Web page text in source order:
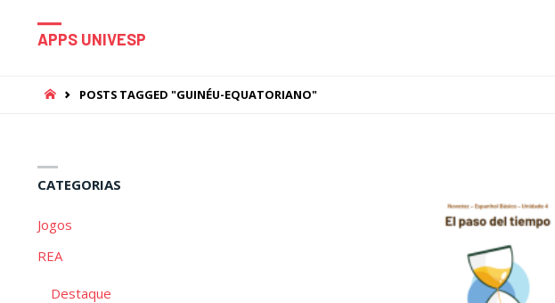
APPS UNIVESP
HOMEPOSTS TAGGED "GUINÉU-EQUATORIANO"
CATEGORIAS
Jogos
REA
Destaque